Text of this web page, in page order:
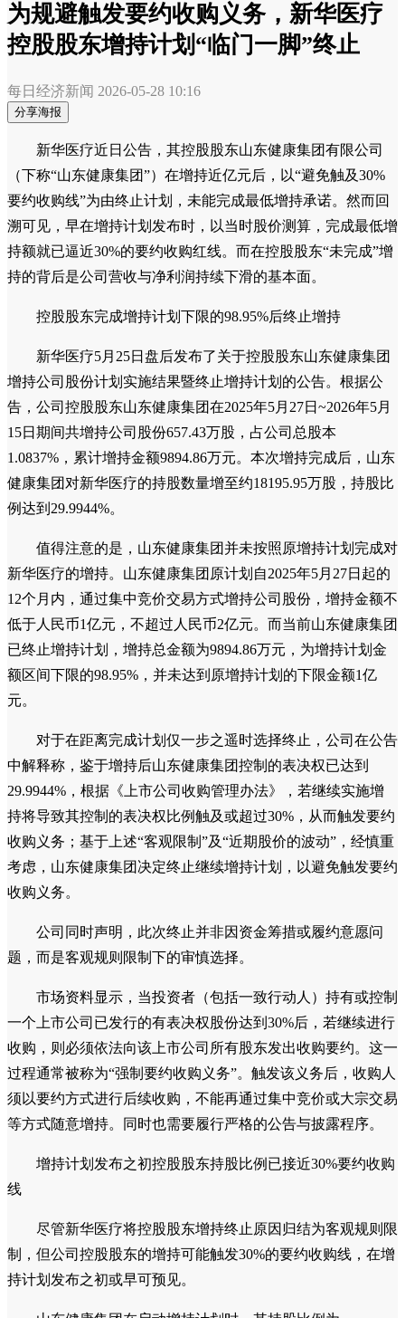
为规避触发要约收购义务，新华医疗
控股股东增持计划“临门一脚”终止
每日经济新闻 2026-05-28 10:16
分享海报
新华医疗近日公告，其控股股东山东健康集团有限公司
（下称“山东健康集团”）在增持近亿元后，以“避免触及30%
要约收购线”为由终止计划，未能完成最低增持承诺。然而回
溯可见，早在增持计划发布时，以当时股价测算，完成最低增
持额就已逼近30%的要约收购红线。而在控股股东“未完成”增
持的背后是公司营收与净利润持续下滑的基本面。
控股股东完成增持计划下限的98.95%后终止增持
新华医疗5月25日盘后发布了关于控股股东山东健康集团
增持公司股份计划实施结果暨终止增持计划的公告。根据公
告，公司控股股东山东健康集团在2025年5月27日~2026年5月
15日期间共增持公司股份657.43万股，占公司总股本
1.0837%，累计增持金额9894.86万元。本次增持完成后，山东
健康集团对新华医疗的持股数量增至约18195.95万股，持股比
例达到29.9944%。
值得注意的是，山东健康集团并未按照原增持计划完成对
新华医疗的增持。山东健康集团原计划自2025年5月27日起的
12个月内，通过集中竞价交易方式增持公司股份，增持金额不
低于人民币1亿元，不超过人民币2亿元。而当前山东健康集团
已终止增持计划，增持总金额为9894.86万元，为增持计划金
额区间下限的98.95%，并未达到原增持计划的下限金额1亿
元。
对于在距离完成计划仅一步之遥时选择终止，公司在公告
中解释称，鉴于增持后山东健康集团控制的表决权已达到
29.9944%，根据《上市公司收购管理办法》，若继续实施增
持将导致其控制的表决权比例触及或超过30%，从而触发要约
收购义务；基于上述“客观限制”及“近期股价的波动”，经慎重
考虑，山东健康集团决定终止继续增持计划，以避免触发要约
收购义务。
公司同时声明，此次终止并非因资金筹措或履约意愿问
题，而是客观规则限制下的审慎选择。
市场资料显示，当投资者（包括一致行动人）持有或控制
一个上市公司已发行的有表决权股份达到30%后，若继续进行
收购，则必须依法向该上市公司所有股东发出收购要约。这一
过程通常被称为“强制要约收购义务”。触发该义务后，收购人
须以要约方式进行后续收购，不能再通过集中竞价或大宗交易
等方式随意增持。同时也需要履行严格的公告与披露程序。
增持计划发布之初控股股东持股比例已接近30%要约收购
线
尽管新华医疗将控股股东增持终止原因归结为客观规则限
制，但公司控股股东的增持可能触发30%的要约收购线，在增
持计划发布之初或早可预见。